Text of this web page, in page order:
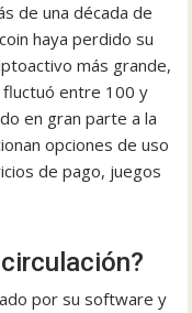
de una década de
haya perdido su
más grande,
fluctuó entre 100 y
en gran parte a la
opciones de uso
de pago, juegos
por su software y